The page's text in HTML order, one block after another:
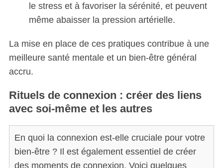
le stress et à favoriser la sérénité, et peuvent
même abaisser la pression artérielle.
La mise en place de ces pratiques contribue à une
meilleure santé mentale et un bien-être général
accru.
Rituels de connexion : créer des liens
avec soi-même et les autres
En quoi la connexion est-elle cruciale pour votre
bien-être ? Il est également essentiel de créer
des moments de connexion. Voici quelques